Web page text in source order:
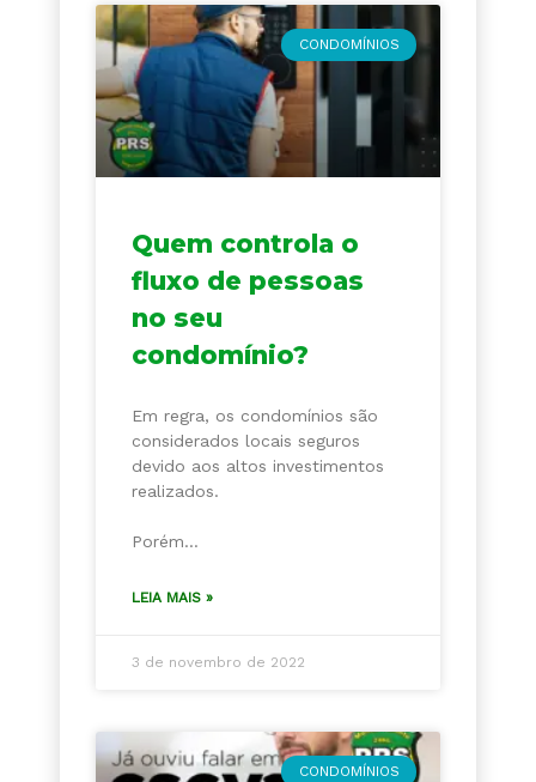
CONDOMÍNIOS
Quem controla o
fluxo de pessoas
no seu
condomínio?
Em regra, os condomínios são
considerados locais seguros
devido aos altos investimentos
realizados.
Porém…
LEIA MAIS »
3 de novembro de 2022
CONDOMÍNIOS